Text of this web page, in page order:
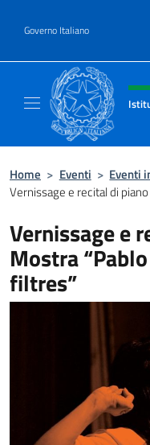
Governo Italiano
Intestazione
Home > Eventi > Eventi
Vernissage e recital di
Vernissage e
Mostra
filtres”